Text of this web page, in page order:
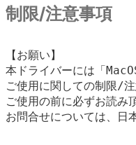
制限/注意事項
【お願い】
本ドライバーには「
ご使用に関しての制限/
ご使用の前に必ずお読み
お問合せについては、日